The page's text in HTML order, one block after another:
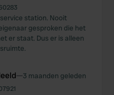
station. Nooit
gesproken die het
er staat. Dus er is alleen
—3 maanden geleden